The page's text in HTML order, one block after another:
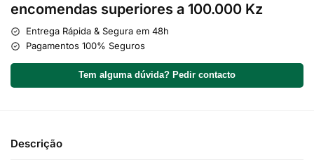
encomendas superiores a 100.000 Kz
Entrega Rápida & Segura em 48h
Pagamentos 100% Seguros
Tem alguma dúvida? Pedir contacto
Descrição